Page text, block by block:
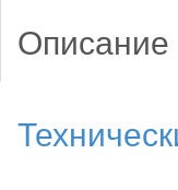
Описание